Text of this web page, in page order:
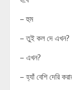
– হুম
– তুই কল দে এখন?
– এখন?
– হ্যাঁ বেশি দেরি